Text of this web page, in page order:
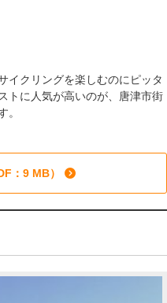
イクリングを楽しむのにピッタ
トに人気が高いのが、唐津市街
。
：9 MB）